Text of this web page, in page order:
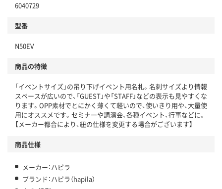
6040729
型番
N50EV
商品の特徴
「イベントサイズ」の吊り下げイベント用名札。名刺サイズより情報
スペースが広いので、「GUEST」や「STAFF」などの表示も見やすくな
ります。OPP素材でとにかく薄くて軽いので、使いきり用や、大量使
用にオススメです。セミナーや講演会、各種イベント、行事などに。
【メーカー都合により、紐の仕様を変更する場合がございます】
商品仕様
メーカー：ハピラ
ブランド：ハピラ（hapila）